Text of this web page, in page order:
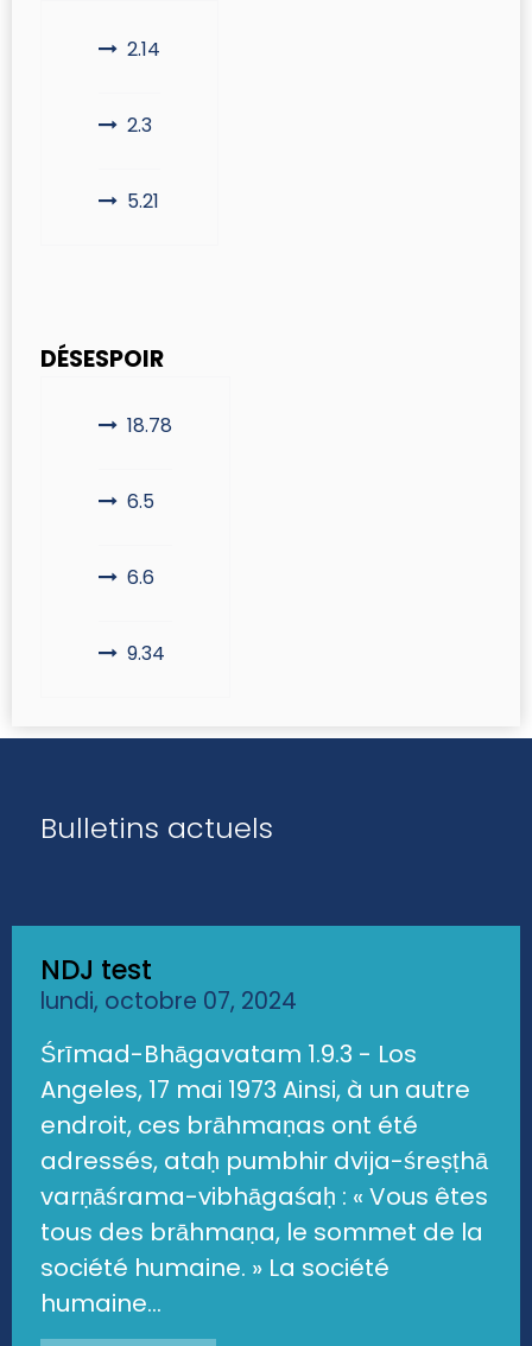
2.14
2.3
5.21
DÉSESPOIR
18.78
6.5
6.6
9.34
Bulletins actuels
NDJ test
lundi, octobre 07, 2024
Śrīmad-Bhāgavatam 1.9.3 - Los
Angeles, 17 mai 1973 Ainsi, à un autre
endroit, ces brāhmaṇas ont été
adressés, ataḥ pumbhir dvija-śreṣṭhā
varṇāśrama-vibhāgaśaḥ : « Vous êtes
tous des brāhmaṇa, le sommet de la
société humaine. » La société
humaine...